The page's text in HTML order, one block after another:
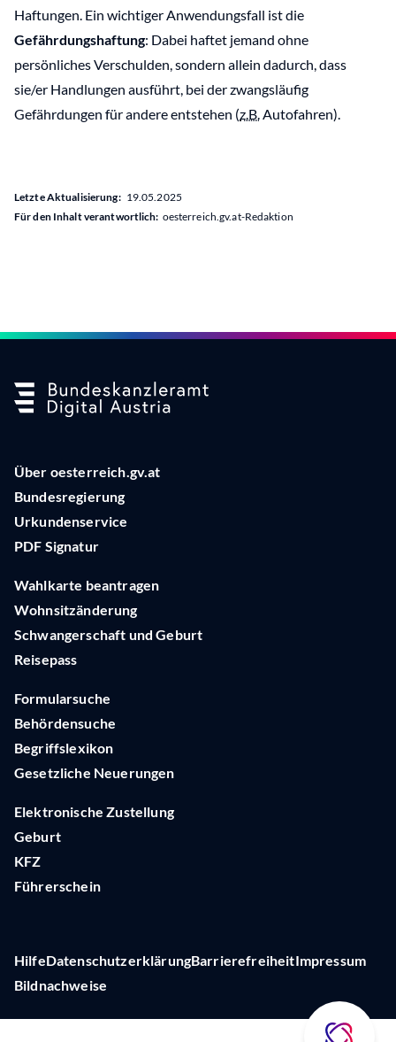
Haftungen. Ein wichtiger Anwendungsfall ist die
Gefährdungshaftung: Dabei haftet jemand ohne
persönliches Verschulden, sondern allein dadurch, dass
sie/er Handlungen ausführt, bei der zwangsläufig
Gefährdungen für andere entstehen (z.B.Autofahren).
Letzte Aktualisierung: 19.05.2025
Für den Inhalt verantwortlich: oesterreich.gv.at-Redaktion
Über oesterreich.gv.at
Bundesregierung
Urkundenservice
PDF Signatur
Wahlkarte beantragen
Wohnsitzänderung
Schwangerschaft und Geburt
Reisepass
Formularsuche
Behördensuche
Begriffslexikon
Gesetzliche Neuerungen
Elektronische Zustellung
Geburt
KFZ
Führerschein
HilfeDatenschutzerklärungBarrierefreiheitImpressum
Bildnachweise